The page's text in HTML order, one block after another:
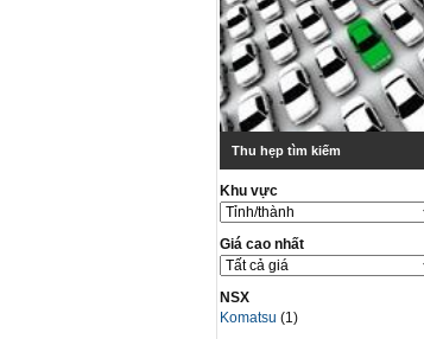
Thu hẹp tìm kiếm
Khu vực
Giá cao nhất
NSX
Komatsu(1)